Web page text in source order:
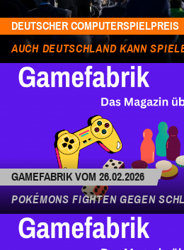
DEUTSCHER COMPUTERSPIELPREIS
AUCH DEUTSCHLAND KANN
GAMEFABRIK VOM 26.02.2026
POKÉMONS FIGHTEN GEGEN